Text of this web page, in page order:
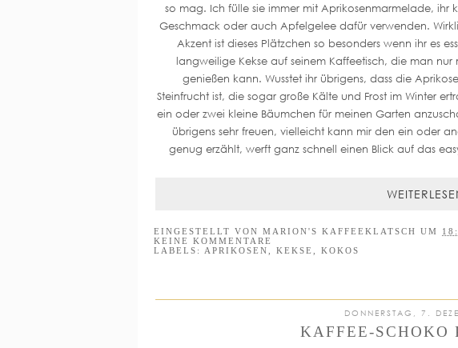
so mag. Ich fülle sie immer mit Aprikosenmarmelade,
Geschmack oder auch Apfelgelee dafür verwenden.
Akzent ist dieses Plätzchen so besonders wenn ihr es
langweilige Kekse auf seinem Kaffeetisch, die man
genießen kann. Wusstet ihr übrigens, dass die
Steinfrucht ist, die sogar große Kälte und Frost im Winter
ein oder zwei kleine Bäumchen für meinen Garten
übrigens sehr freuen, vielleicht kann mir den ein oder
genug erzählt, werft ganz schnell einen Blick auf das
EINGESTELLT VON MARION'S KAFFEEKLATSCH UM
KEINE KOMMENTARE
LABELS: APRIKOSEN KEKSE KOKOS
DONNERSTAG, 7.
KAFFEE-SCHOKO